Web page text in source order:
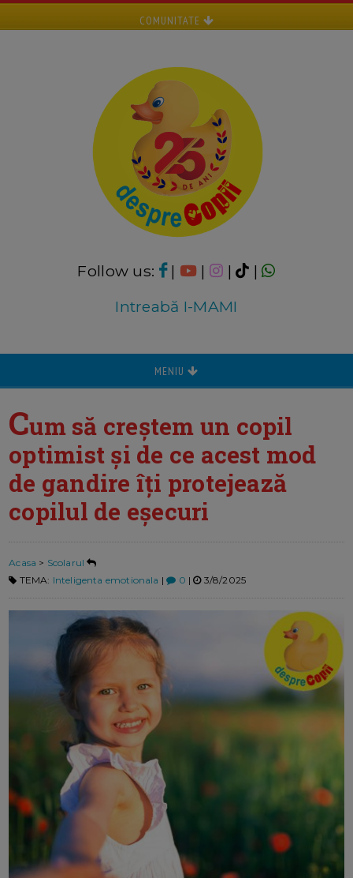
COMUNITATE
Follow us: | | |
|
Intreabă I-MAMI
MENIU
Cum să creștem un copil
optimist și de ce acest mod
de gandire îți protejează
copilul de eșecuri
Acasa > Scolarul
TEMA: Inteligenta emotionala | 0 | 3/8/2025